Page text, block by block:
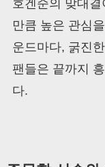
호겐순의 맞대
만큼 높은 관심
운드마다, 굵진
팬들은 끝까지
다.